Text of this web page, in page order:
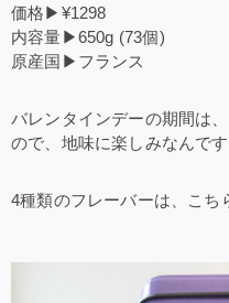
価格▶¥1298
内容量▶650g (73個)
原産国▶フランス
バレンタインデーの期間は
ので、地味に楽しみなんです
4種類のフレーバーは、こち